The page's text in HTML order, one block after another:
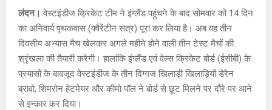
लंदन। वेस्टइंडीज क्रिकेट टीम ने इंग्लैंड पहुंचने के बाद सोमवार को 14 दिन
का अनिवार्य पृथकवास (क्वैरेंटीन सत्र) पूरा कर लिया है। अब वह तीन
दिवसीय अभ्यास मैच खेलकर अगले महीने होने वाली तीन टेस्ट मैचों की
श्रृंखला की तैयारी करेगी। हालांकि इंग्लैंड एवं वेल्स क्रिकेट बोर्ड (ईसीबी) के
प्रयासों के बावजूद वेस्टइंडीज के तीन दिग्गज खिलाड़ी खिलाड़ियों डेरेन
ब्रावो, शिमरोन हेटमेयर और कीमो पॉल ने बोर्ड से छूट मिलने पर दौरे पर आने
से इन्कार कर दिया।